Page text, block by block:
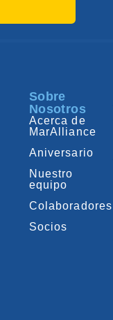
Sobre
Nosotros
Acerca de
MarAlliance
Aniversario
Nuestro
equipo
Colaboradores
Socios